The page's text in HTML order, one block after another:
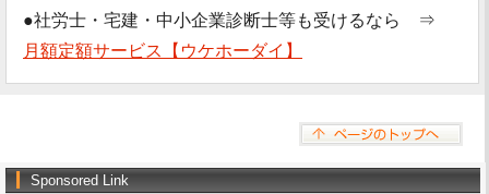
●社労士・宅建・中小企業診断士等も受けるなら ⇒
月額定額サービス【ウケホーダイ】
Sponsored Link